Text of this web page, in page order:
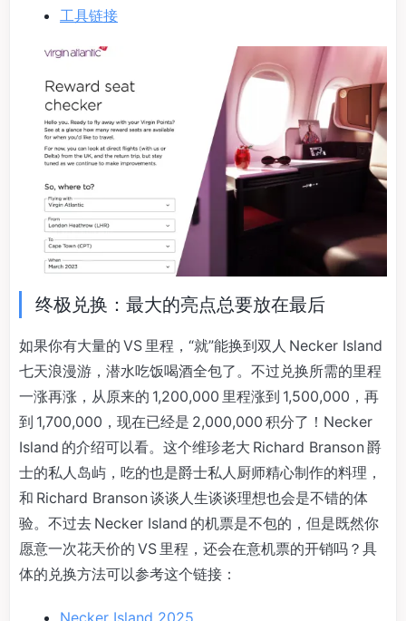
工具链接
终极兑换：最大的亮点总要放在最后
如果你有大量的 VS 里程，“就”能换到双人 Necker Island
七天浪漫游，潜水吃饭喝酒全包了。不过兑换所需的里程
一涨再涨，从原来的 1,200,000 里程涨到 1,500,000，再
到 1,700,000，现在已经是 2,000,000 积分了！Necker
Island 的介绍可以看。这个维珍老大 Richard Branson 爵
士的私人岛屿，吃的也是爵士私人厨师精心制作的料理，
和 Richard Branson 谈谈人生谈谈理想也会是不错的体
验。不过去 Necker Island 的机票是不包的，但是既然你
愿意一次花天价的 VS 里程，还会在意机票的开销吗？具
体的兑换方法可以参考这个链接：
Necker Island 2025